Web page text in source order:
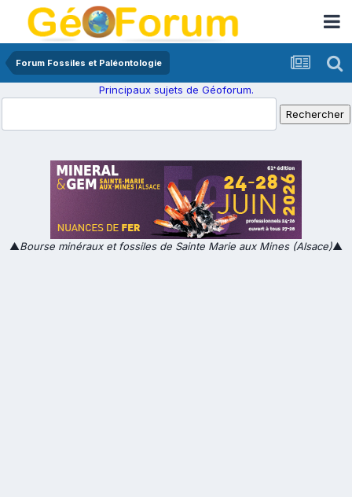
Forum Fossiles et Paléontologie
Principaux sujets de Géoforum.
▲Bourse minéraux et fossiles de Sainte Marie aux Mines (Alsace)▲